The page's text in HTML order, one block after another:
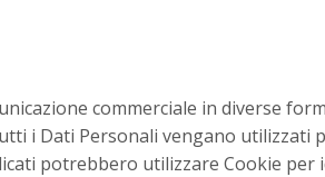
commerciale in diverse
i Dati Personali vengano utilizzati
potrebbero utilizzare Cookie per